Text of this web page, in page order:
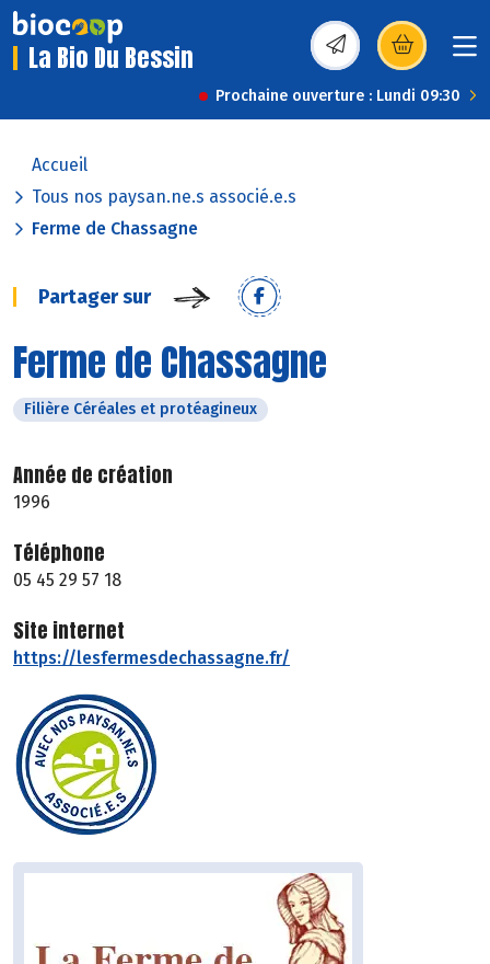
La Bio Du Bessin (s’ouvre dans une
Prochaine ouverture : Lundi 09:30
Accueil
Tous nos paysan.ne.s associé.e.s
Ferme de Chassagne
Partager sur
Ferme de Chassagne
Filière Céréales et protéagineux
Année de création
1996
Téléphone
05 45 29 57 18
Site internet
https://lesfermesdechassagne.fr/